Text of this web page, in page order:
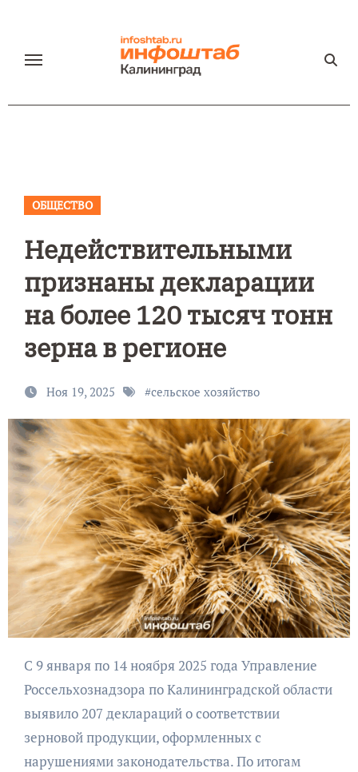
содержанию
ОБЩЕСТВО
Недействительными
признаны декларации
на более 120 тысяч тонн
зерна в регионе
Ноя 19, 2025 #сельское хозяйство
С 9 января по 14 ноября 2025 года Управление
Россельхознадзора по Калининградской области
выявило 207 деклараций о соответствии
зерновой продукции, оформленных с
нарушениями законодательства. По итогам